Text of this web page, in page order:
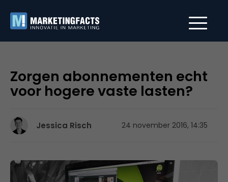
Zorgen abonnementen echt
voor hogere vaste lasten?
Jessica Risch 24 november 2016, 14:35